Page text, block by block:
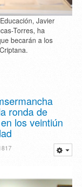
Javier
Torres, ha
becarán a los
ronda de
los veintiún